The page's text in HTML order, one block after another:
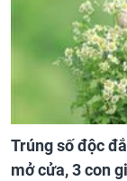
Trúng số độc
mở cửa, 3 con